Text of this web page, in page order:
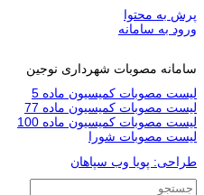
پرش به محتوا
ورود به سامانه
سامانه مصوبات شهرداری نوجین
لیست مصوبات کمیسیون ماده 5
لیست مصوبات کمیسیون ماده 77
لیست مصوبات کمیسیون ماده 100
لیست مصوبات شورا
طراحی: پویا وب سپاهان